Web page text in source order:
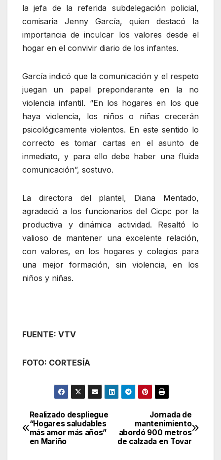
la jefa de la referida subdelegación policial,
comisaria Jenny García, quien destacó la
importancia de inculcar los valores desde el
hogar en el convivir diario de los infantes.
García indicó que la comunicación y el respeto
juegan un papel preponderante en la no
violencia infantil. “En los hogares en los que
haya violencia, los niños o niñas crecerán
psicológicamente violentos. En este sentido lo
correcto es tomar cartas en el asunto de
inmediato, y para ello debe haber una fluida
comunicación”, sostuvo.
La directora del plantel, Diana Mentado,
agradeció a los funcionarios del Cicpc por la
productiva y dinámica actividad. Resaltó lo
valioso de mantener una excelente relación,
con valores, en los hogares y colegios para
una mejor formación, sin violencia, en los
niños y niñas.
FUENTE: VTV
FOTO: CORTESÍA
Navegación
de
Jornada de
mantenimiento
abordó 900 metros
de calzada en Tovar
Realizado despliegue
“Hogares saludables
más amor más años”
en Mariño